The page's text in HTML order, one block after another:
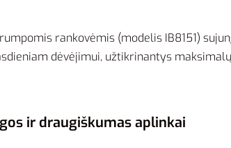
rankovėmis (modelis IB8151)
dėvėjimui, užtikrinantys
ir draugiškumas aplinkai